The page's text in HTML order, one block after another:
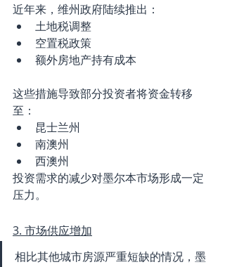
近年来，维州政府陆续推出：
土地税调整
空置税政策
额外房地产持有成本
这些措施导致部分投资者将资金转移
至：
昆士兰州
南澳州
西澳州
投资需求的减少对墨尔本市场形成一定
压力。
3. 市场供应增加
相比其他城市房源严重短缺的情况，墨